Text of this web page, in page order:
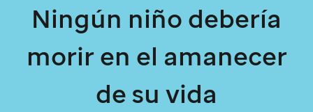
Ningún niño debería
morir en el amanecer
de su vida